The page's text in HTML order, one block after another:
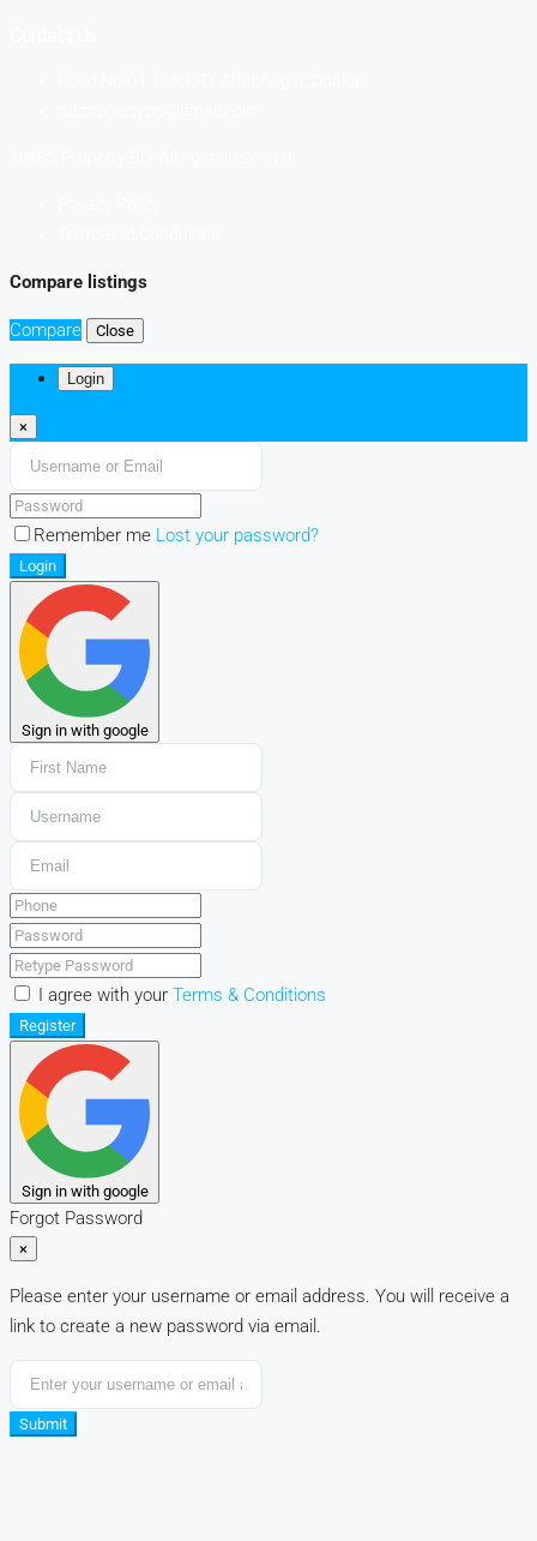
Compare listings
Compare Close
Login
×
Remember me Lost your password?
Login
Sign in with google
I agree with your Terms & Conditions
Register
Sign in with google
Forgot Password
×
Please enter your username or email address. You will receive a
link to create a new password via email.
Submit